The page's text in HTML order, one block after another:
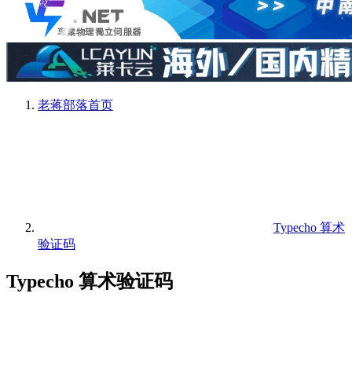
老蒋部落首页
Typecho 算术
验证码
Typecho 算术验证码